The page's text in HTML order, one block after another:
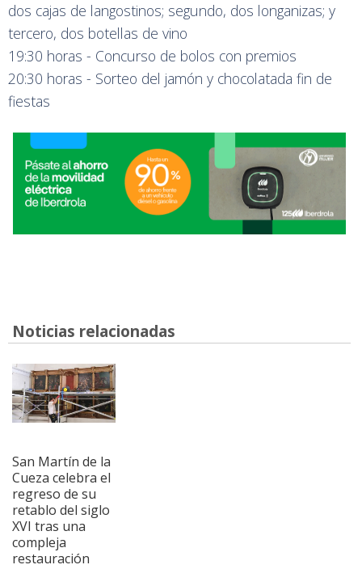
dos cajas de langostinos; segundo, dos longanizas; y
tercero, dos botellas de vino
19:30 horas - Concurso de bolos con premios
20:30 horas - Sorteo del jamón y chocolatada fin de
fiestas
Noticias relacionadas
San Martín de la
Cueza celebra el
regreso de su
retablo del siglo
XVI tras una
compleja
restauración